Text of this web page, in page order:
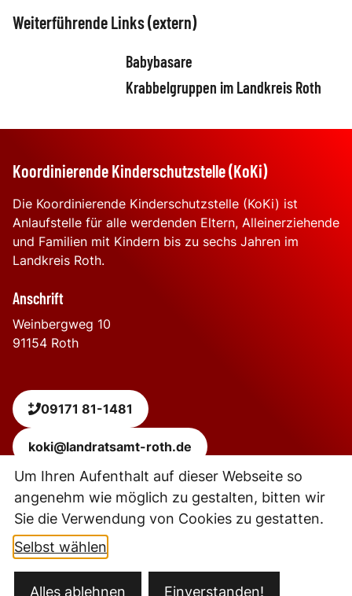
Weiterführende Links (extern)
Babybasare
Krabbelgruppen im Landkreis Roth
Koordinierende Kinderschutzstelle (KoKi)
Die Koordinierende Kinderschutzstelle (KoKi) ist
Anlaufstelle für alle werdenden Eltern, Alleinerziehende
und Familien mit Kindern bis zu sechs Jahren im
Landkreis Roth.
Anschrift
Weinbergweg 10
91154 Roth
09171 81-1481
koki@landratsamt-roth.de
Leaflet |Powered by Geoapify| © OpenStreetMapcontributors
Um Ihren Aufenthalt auf dieser Webseite so
angenehm wie möglich zu gestalten, bitten wir
Sie die Verwendung von Cookies zu gestatten.
Selbst wählen
Alles ablehnen Einverstanden!